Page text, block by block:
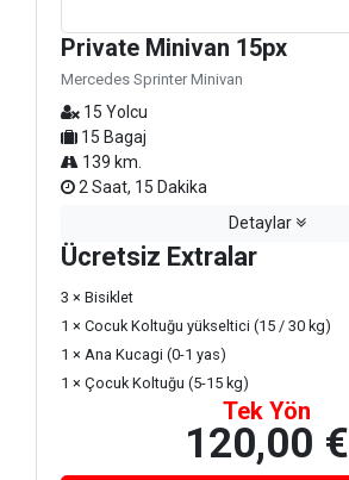
Private Minivan 15px
Mercedes Sprinter Minivan
15 Yolcu
15 Bagaj
139 km.
2 Saat, 15 Dakika
Detaylar
Ücretsiz Extralar
3 × Bisiklet
1 × Cocuk Koltuğu yükseltici (15 / 30 kg)
1 × Ana Kucagi (0-1 yas)
1 × Çocuk Koltuğu (5-15 kg)
Tek Yön
120,00 €